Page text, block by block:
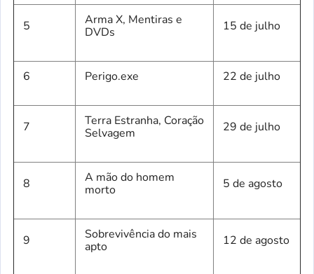
5
Arma X, Mentiras e
DVDs
15 de julho
6 Perigo.exe 22 de julho
7
Terra Estranha, Coração
Selvagem
29 de julho
8
A mão do homem
morto
5 de agosto
9
Sobrevivência do mais
apto
12 de agosto